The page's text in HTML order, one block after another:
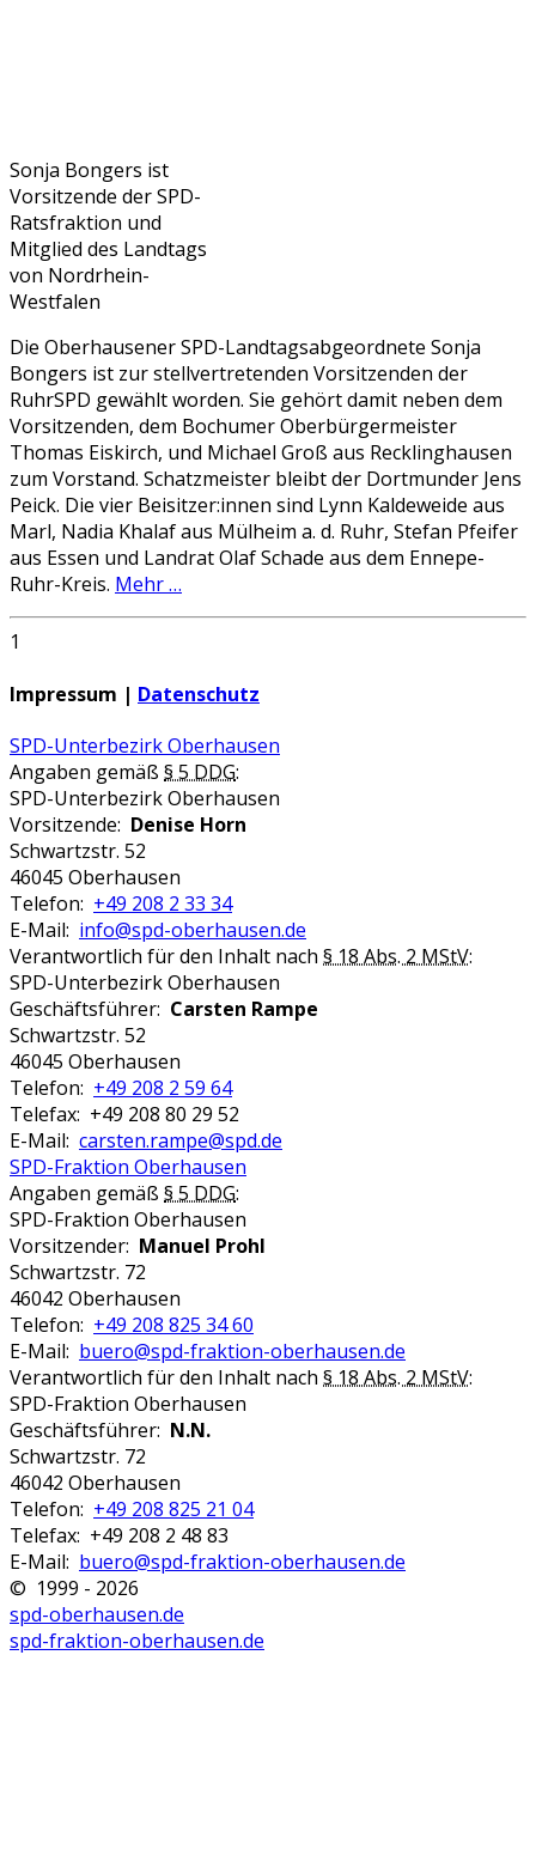
Sonja Bongers ist
Vorsitzende der SPD-
Ratsfraktion und
Mitglied des Landtags
von Nordrhein-
Westfalen
Die Oberhausener SPD-Landtagsabgeordnete Sonja
Bongers ist zur stellvertretenden Vorsitzenden der
RuhrSPD gewählt worden. Sie gehört damit neben dem
Vorsitzenden, dem Bochumer Oberbürgermeister
Thomas Eiskirch, und Michael Groß aus Recklinghausen
zum Vorstand. Schatzmeister bleibt der Dortmunder Jens
Peick. Die vier Beisitzer:innen sind Lynn Kaldeweide aus
Marl, Nadia Khalaf aus Mülheim a. d. Ruhr, Stefan Pfeifer
aus Essen und Landrat Olaf Schade aus dem Ennepe-
Ruhr-Kreis. Mehr …
1
Impressum | Datenschutz
SPD-Unterbezirk Oberhausen
Angaben gemäß § 5 DDG:
SPD-Unterbezirk Oberhausen
Vorsitzende: Denise Horn
Schwartzstr. 52
46045 Oberhausen
Telefon: +49 208 2 33 34
E-Mail: info@spd-oberhausen.de
Verantwortlich für den Inhalt nach § 18 Abs. 2 MStV:
SPD-Unterbezirk Oberhausen
Geschäftsführer: Carsten Rampe
Schwartzstr. 52
46045 Oberhausen
Telefon: +49 208 2 59 64
Telefax: +49 208 80 29 52
E-Mail: carsten.rampe@spd.de
SPD-Fraktion Oberhausen
Angaben gemäß § 5 DDG:
SPD-Fraktion Oberhausen
Vorsitzender: Manuel Prohl
Schwartzstr. 72
46042 Oberhausen
Telefon: +49 208 825 34 60
E-Mail: buero@spd-fraktion-oberhausen.de
Verantwortlich für den Inhalt nach § 18 Abs. 2 MStV:
SPD-Fraktion Oberhausen
Geschäftsführer: N.N.
Schwartzstr. 72
46042 Oberhausen
Telefon: +49 208 825 21 04
Telefax: +49 208 2 48 83
E-Mail: buero@spd-fraktion-oberhausen.de
© 1999 - 2026
spd-oberhausen.de
spd-fraktion-oberhausen.de